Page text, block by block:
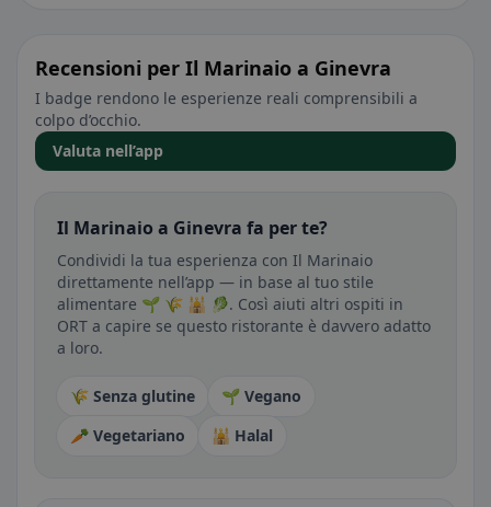
Recensioni per Il Marinaio a Ginevra
I badge rendono le esperienze reali comprensibili a
colpo d’occhio.
Valuta nell’app
Il Marinaio a Ginevra fa per te?
Condividi la tua esperienza con Il Marinaio
direttamente nell’app — in base al tuo stile
alimentare 🌱 🌾 🕌 🥬. Così aiuti altri ospiti in
ORT a capire se questo ristorante è davvero adatto
a loro.
🌾 Senza glutine
🌱 Vegano
🥕 Vegetariano
🕌 Halal